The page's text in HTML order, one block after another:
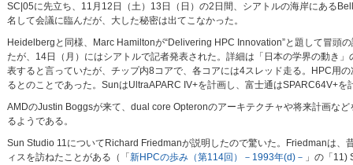
SC|05に先立ち、11月12日（土）13日（日）の2日間、シアトルの海岸にある
名して会議に臨んだが、大した秘密は出てこなかった。
Heidelbergと同様、Marc Hamiltonが“Delivering HPC Innovation”と題して冒頭
たが、14日（月）にはシアトルで記者発表された。詳細は「日本の学界の動き
表すると言っていたが、チップ内8コアで、各コアには4スレッド走る。HPC用
るとのことであった。SunはUltraAPARC IV+を計画し、富士通はSPARC64V+
AMDのJustin Boggsが来て、dual core Opteronのアーキテクチャや将来計画な
るようである。
Sun Studio 11についてRichard Friedmanが説明したので驚いた。Friedmanは
ィスを訪ねたことがある（「 新HPCの歩み（第114回）－1993年(d)－ 」の「11)